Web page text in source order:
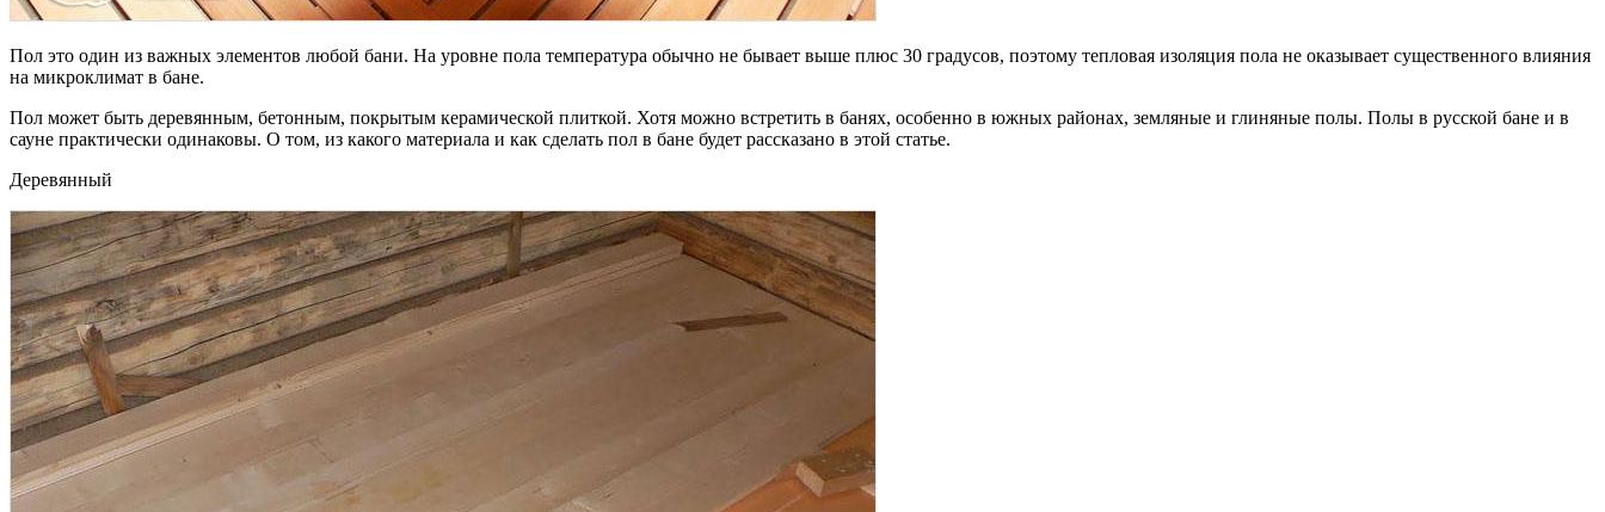
Пол это один из важных элементов любой бани. На уровне пола температура обычно не бывает выше плюс 30 градусов, поэтому тепловая изоляция пола не оказывает существенного влияния
на микроклимат в бане.
Пол может быть деревянным, бетонным, покрытым керамической плиткой. Хотя можно встретить в банях, особенно в южных районах, земляные и глиняные полы. Полы в русской бане и в
сауне практически одинаковы. О том, из какого материала и как сделать пол в бане будет рассказано в этой статье.
Деревянный